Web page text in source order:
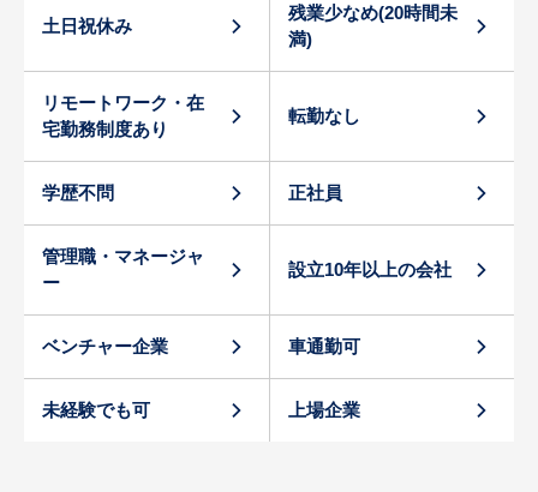
土日祝休み
残業少なめ(20時間未
満)
リモートワーク・在
宅勤務制度あり
転勤なし
学歴不問 正社員
管理職・マネージャ
ー
設立10年以上の会社
ベンチャー企業 車通勤可
未経験でも可 上場企業